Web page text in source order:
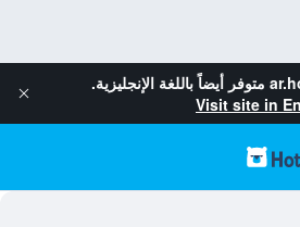
متوفر أيضاً باللغة الإنجليزية.
Visit site in